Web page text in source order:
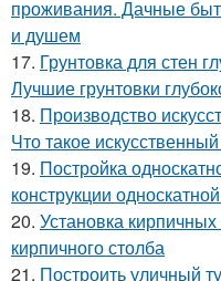
проживания. Дачные
и душем
17. Грунтовка для стен
Лучшие грунтовки
18. Производство
Что такое
19. Постройка
конструкции
20. Установка
кирпичного столба
21. Построить уличный